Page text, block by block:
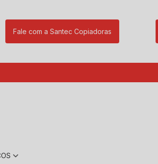
Fale com a Santec Copiadoras